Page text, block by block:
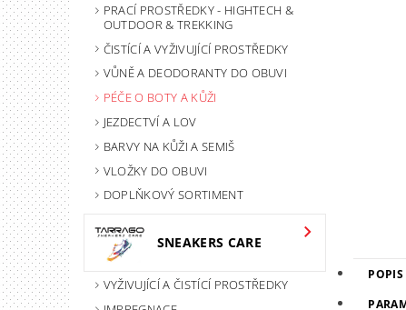
PRACÍ PROSTŘEDKY - HIGHTECH &
OUTDOOR & TREKKING
ČISTÍCÍ A VYŽIVUJÍCÍ PROSTŘEDKY
VŮNĚ A DEODORANTY DO OBUVI
PÉČE O BOTY A KŮŽI
JEZDECTVÍ A LOV
BARVY NA KŮŽI A SEMIŠ
VLOŽKY DO OBUVI
DOPLŇKOVÝ SORTIMENT
SNEAKERS CARE
VYŽIVUJÍCÍ A ČISTÍCÍ PROSTŘEDKY
POPIS